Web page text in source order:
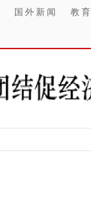
国外新闻
教